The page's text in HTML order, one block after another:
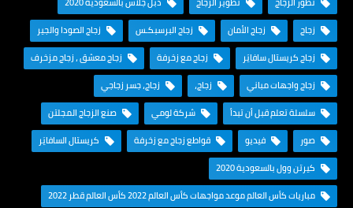
زجاج
زجاج الأمان زجاج البرسبكـس
زجاج الصودا والجير
زجاج كريستال سافايَر
زجاج مع زخرفة
زجاج معشق ، زجاج مزخرف
زجاج واجهات مباني
زجاج،
زجاج، جسر زجاجي
سلسلة تعلم قبل أن تبدأ
شركة لومي
صنع الزجاج المجلتن
صور
فيديو قواطع زجاج مع زخرفة
كريستال السافايَر
كيرتن وول بالسعودية 2020
مباريات كأس العالم موعد مواجهات كأس العالم 2022 كأس العالم قطر 2022